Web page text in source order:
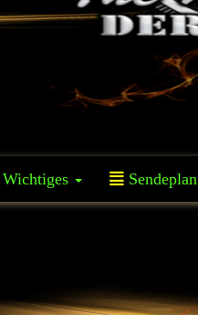
Wichtiges Sendeplan